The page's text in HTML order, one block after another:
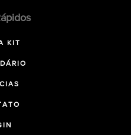
KIT